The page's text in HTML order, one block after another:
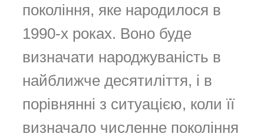
покоління, яке народилося в
1990-х роках. Воно буде
визначати народжуваність в
найближче десятиліття, і в
порівнянні з ситуацією, коли її
визначало численне покоління